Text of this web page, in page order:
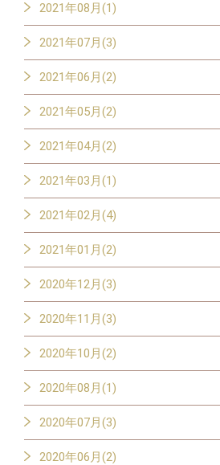
2021年08月(1)
2021年07月(3)
2021年06月(2)
2021年05月(2)
2021年04月(2)
2021年03月(1)
2021年02月(4)
2021年01月(2)
2020年12月(3)
2020年11月(3)
2020年10月(2)
2020年08月(1)
2020年07月(3)
2020年06月(2)